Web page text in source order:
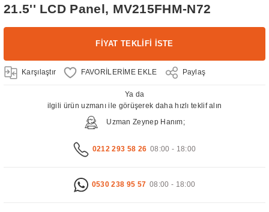
21.5'' LCD Panel, MV215FHM-N72
FİYAT TEKLİFİ İSTE
Karşılaştır Paylaş
Ya da
ilgili ürün uzmanı ile görüşerek daha hızlı teklif alın
Uzman Zeynep Hanım;
0212 293 58 26 08:00 - 18:00
0530 238 95 57 08:00 - 18:00